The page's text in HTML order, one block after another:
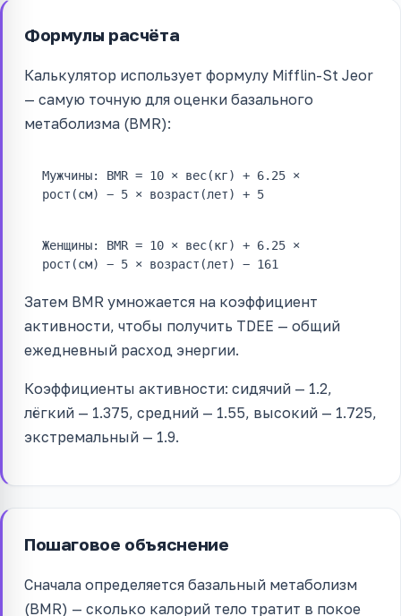
Формулы расчёта
Калькулятор использует формулу Mifflin-St Jeor
— самую точную для оценки базального
метаболизма (BMR):
Мужчины: BMR = 10 × вес(кг) + 6.25 ×
рост(см) − 5 × возраст(лет) + 5
Женщины: BMR = 10 × вес(кг) + 6.25 ×
рост(см) − 5 × возраст(лет) − 161
Затем BMR умножается на коэффициент
активности, чтобы получить TDEE — общий
ежедневный расход энергии.
Коэффициенты активности: сидячий — 1.2,
лёгкий — 1.375, средний — 1.55, высокий — 1.725,
экстремальный — 1.9.
Пошаговое объяснение
Сначала определяется базальный метаболизм
(BMR) — сколько калорий тело тратит в покое